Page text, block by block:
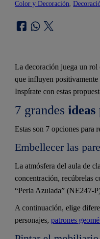
Color y Decoración,
La decoración juega un rol
que influyen
Inspírate con estas
7 grandes
Estas son 7 opciones para
Embellecer las
La atmósfera del aula de
concentración, recúbrelas
“Perla Azulada” (NE247-
A continuación, elige
personajes,patrones